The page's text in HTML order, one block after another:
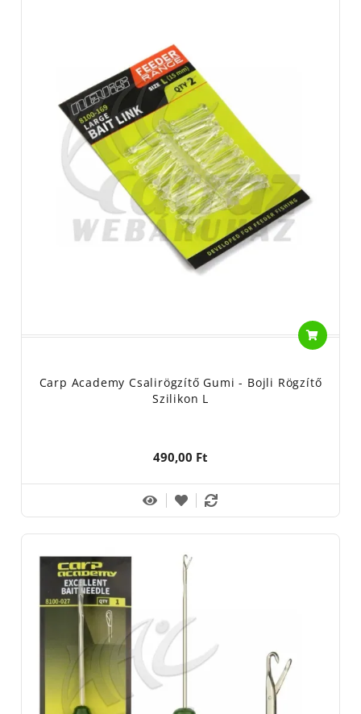
Carp Academy Csalirögzítő Gumi - Bojli Rögzítő
Szilikon L
490,00 Ft